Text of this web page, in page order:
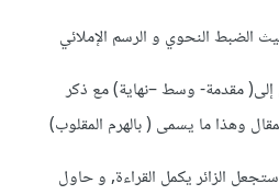
الضبط النحوي و الرسم الإملائي
مقدمة- وسط –نهاية) مع ذكر
وهذا ما يسمى ( بالهرم المقلوب)
الزائر يكمل القراءة, و حاول